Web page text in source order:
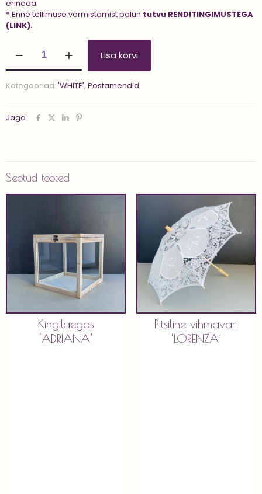
erineda.
* Enne tellimuse vormistamist palun tutvu RENDITINGIMUSTEGA
(LINK).
'TUBE
80
kogus
Lisa korvi
Kategooriad: 'WHITE', Postamendid
Jaga
Seotud tooted
Kingilaegas
‘ADRIANA’
Pitsiline vihmavari
‘LORENZA’